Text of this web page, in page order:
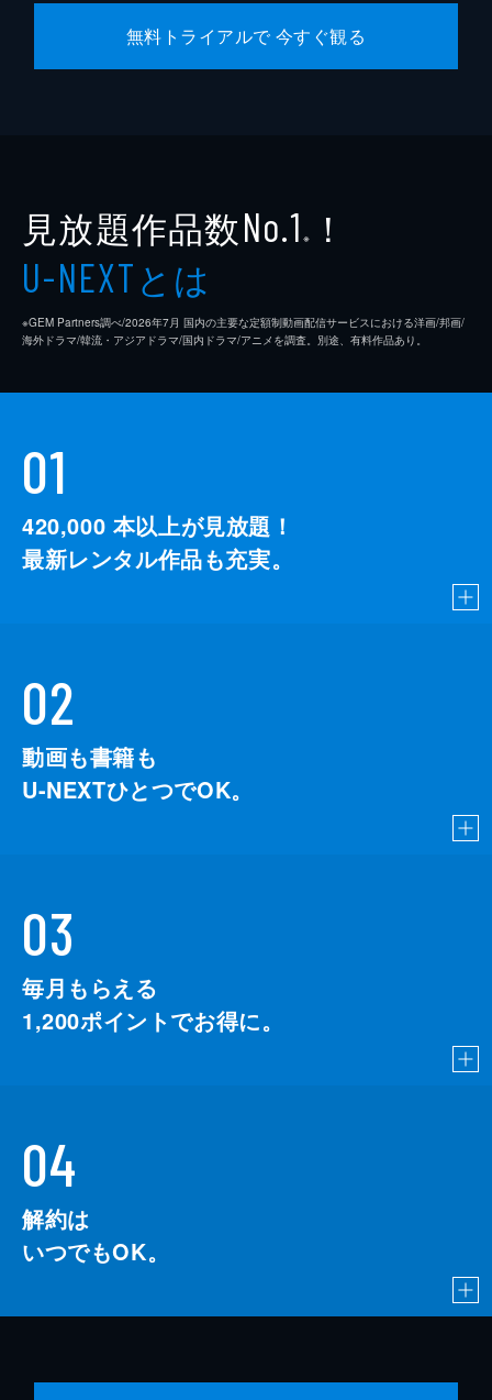
無料トライアルで 今すぐ観る
見放題作品数No.1 ※ ！
U-NEXTとは
※GEM Partners調べ/2026年7⽉ 国内の主要な定額制動画配信サービスにおける洋画/邦画/
海外ドラマ/韓流・アジアドラマ/国内ドラマ/アニメを調査。別途、有料作品あり。
01
420,000 本以上が見放題！
最新レンタル作品も充実。
02
動画も書籍も
U-NEXTひとつでOK。
03
毎月もらえる
1,200ポイントでお得に。
04
解約は
いつでもOK。